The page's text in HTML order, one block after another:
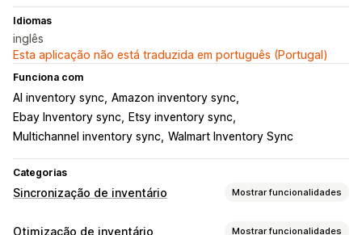
Idiomas
inglês
Esta aplicação não está traduzida em português (Portugal)
Funciona com
AI inventory sync Amazon inventory sync
Ebay Inventory sync
Etsy inventory sync
Multichannel inventory sync Walmart Inventory Sync
Categorias
Sincronização de inventário Mostrar funcionalidades
Tipo de sincronização
Otimização de inventário Mostrar funcionalidades